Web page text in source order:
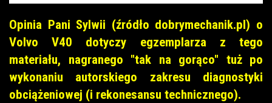
Opinia Pani Sylwii (źródło dobrymechanik.pl) o
Volvo V40 dotyczy egzemplarza z tego
materiału, nagranego "tak na gorąco" tuż po
wykonaniu autorskiego zakresu diagnostyki
obciążeniowej (i rekonesansu technicznego).